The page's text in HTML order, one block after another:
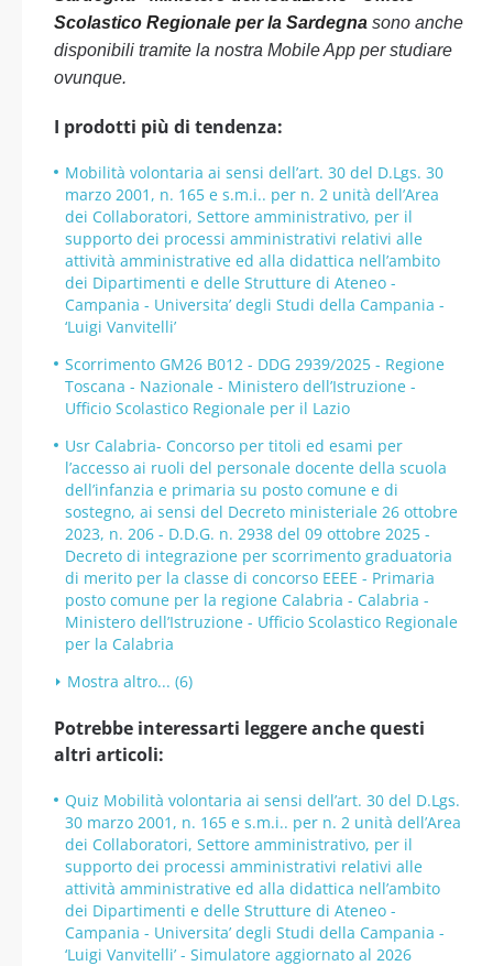
Scolastico Regionale per la Sardegna sono anche
disponibili tramite la nostra Mobile App per studiare
ovunque.
I prodotti più di tendenza:
Mobilità volontaria ai sensi dell’art. 30 del D.Lgs. 30
marzo 2001, n. 165 e s.m.i.. per n. 2 unità dell’Area
dei Collaboratori, Settore amministrativo, per il
supporto dei processi amministrativi relativi alle
attività amministrative ed alla didattica nell’ambito
dei Dipartimenti e delle Strutture di Ateneo -
Campania - Universita’ degli Studi della Campania -
‘Luigi Vanvitelli’
Scorrimento GM26 B012 - DDG 2939/2025 - Regione
Toscana - Nazionale - Ministero dell’Istruzione -
Ufficio Scolastico Regionale per il Lazio
Usr Calabria- Concorso per titoli ed esami per
l’accesso ai ruoli del personale docente della scuola
dell’infanzia e primaria su posto comune e di
sostegno, ai sensi del Decreto ministeriale 26 ottobre
2023, n. 206 - D.D.G. n. 2938 del 09 ottobre 2025 -
Decreto di integrazione per scorrimento graduatoria
di merito per la classe di concorso EEEE - Primaria
posto comune per la regione Calabria - Calabria -
Ministero dell’Istruzione - Ufficio Scolastico Regionale
per la Calabria
Mostra altro... (6)
Potrebbe interessarti leggere anche questi
altri articoli:
Quiz Mobilità volontaria ai sensi dell’art. 30 del D.Lgs.
30 marzo 2001, n. 165 e s.m.i.. per n. 2 unità dell’Area
dei Collaboratori, Settore amministrativo, per il
supporto dei processi amministrativi relativi alle
attività amministrative ed alla didattica nell’ambito
dei Dipartimenti e delle Strutture di Ateneo -
Campania - Universita’ degli Studi della Campania -
‘Luigi Vanvitelli’ - Simulatore aggiornato al 2026